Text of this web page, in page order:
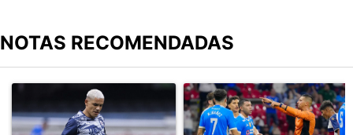
NOTAS RECOMENDADAS
Un artículo de tendencia con el título "Revelan un detalle clave
Un artículo de tendencia con el